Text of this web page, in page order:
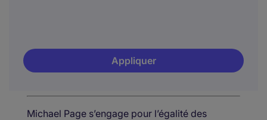
Appliquer
Michael Page s’engage pour l’égalité des